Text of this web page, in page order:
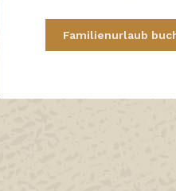
Familienurlaub